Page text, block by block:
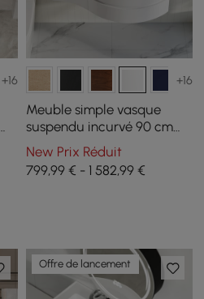
+16 +16
Meuble simple vasque
suspendu incurvé 90 cm
avec rangement
New Prix Réduit
799,99 € - 1 582,99 €
Offre de lancement